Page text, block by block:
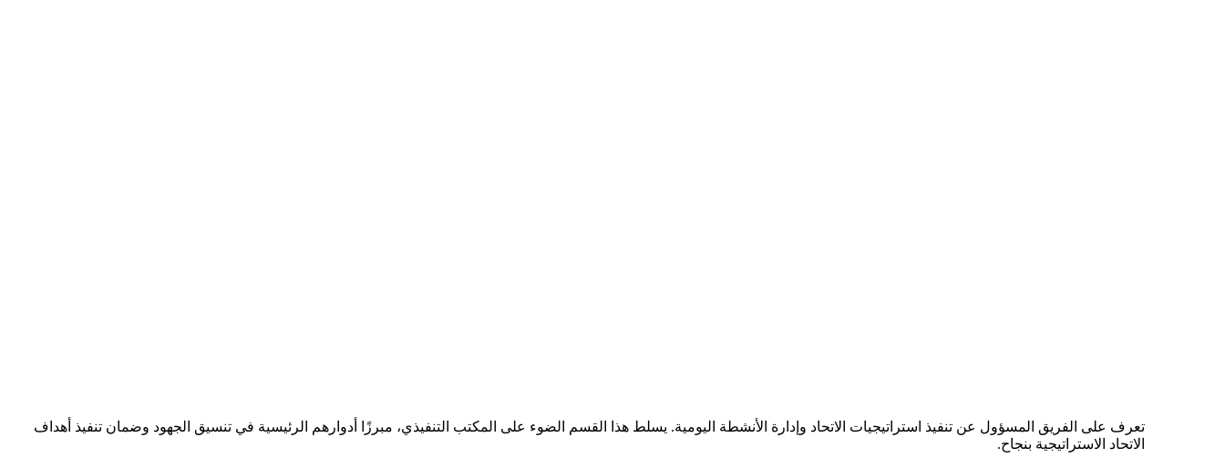
تعرف على الفريق المسؤول عن تنفيذ استراتيجيات الاتحاد وإدارة الأنشطة اليومية. يسلط هذا القسم الضوء على المكتب التنفيذي، مبرزًا أدوارهم الرئيسية في تنسيق الجهود وضمان تنفيذ أهداف
الاتحاد الاستراتيجية بنجاح.